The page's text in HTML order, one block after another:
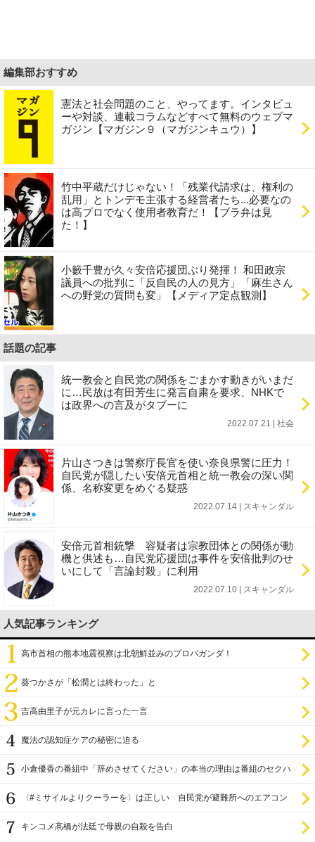
編集部おすすめ
憲法と社会問題のこと、やってます。インタビュ
ーや対談、連載コラムなどすべて無料のウェブマ
ガジン【マガジン９（マガジンキュウ）】
竹中平蔵だけじゃない！「残業代請求は、権利の
乱用」とトンデモ主張する経営者たち...必要なの
は高プロでなく使用者教育だ！【ブラ弁は見
た！】
小籔千豊が久々安倍応援団ぶり発揮！ 和田政宗
議員への批判に「反自民の人の見方」「麻生さん
への野党の質問も変」【メディア定点観測】
話題の記事
統一教会と自民党の関係をごまかす動きがいまだ
に…民放は有田芳生に発言自粛を要求、NHKで
は政界への言及がタブーに
2022.07.21 | 社会
片山さつきは警察庁長官を使い奈良県警に圧力！
自民党が隠したい安倍元首相と統一教会の深い関
係、名称変更をめぐる疑惑
2022.07.14 | スキャンダル
安倍元首相銃撃 容疑者は宗教団体との関係が動
機と供述も…自民党応援団は事件を安倍批判のせ
いにして「言論封殺」に利用
2022.07.10 | スキャンダル
人気記事ランキング
高市首相の熊本地震視察は北朝鮮並みのプロパガンダ！
葵つかさが「松潤とは終わった」と
吉高由里子が元カレに言った一言
魔法の認知症ケアの秘密に迫る
小倉優香の番組中「辞めさせてください」の本当の理由は番組のセクハ
〈#ミサイルよりクーラーを〉は正しい 自民党が避難所へのエアコン
キンコメ高橋が法廷で母親の自殺を告白